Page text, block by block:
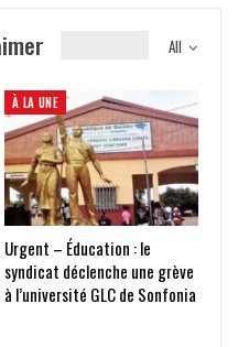
All
À LA UNE
Urgent – Éducation : le
syndicat déclenche une grève
à l’université GLC de Sonfonia